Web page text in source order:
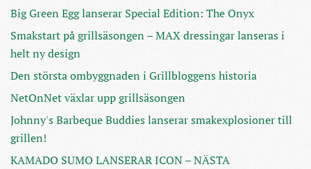
Big Green Egg lanserar Special Edition: The Onyx
Smakstart på grillsäsongen – MAX dressingar lanseras i
helt ny design
Den största ombyggnaden i Grillbloggens historia
NetOnNet växlar upp grillsäsongen
Johnny's Barbeque Buddies lanserar smakexplosioner till
grillen!
KAMADO SUMO LANSERAR ICON – NÄSTA